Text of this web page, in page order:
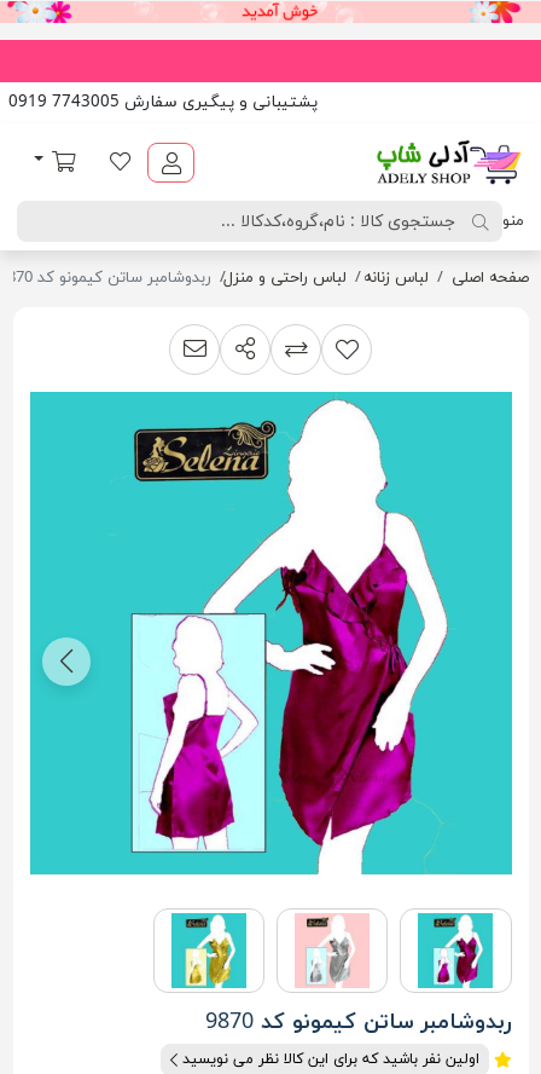
پشتیبانی و پیگیری سفارش 7743005 0919
لیست مورد علاقه
سبد خرید
منو
صفحه اصلی لباس زنانه لباس راحتی و منزل ربدوشامبر ساتن کیمونو کد 9870
افزودن به لیست مقایسه
اشتراک گذاریپیشنهاد به دوست
ربدوشامبر ساتن کیمونو کد 9870
اولین نفر باشید که برای این کالا نظر می نویسید